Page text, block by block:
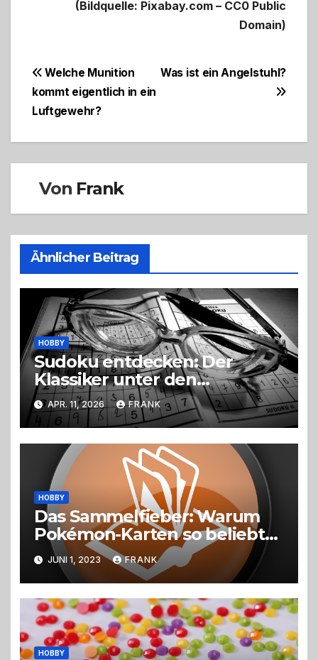
(Bildquelle: Pixabay.com – CC0 Public
Domain)
Beitragsnavigation
Was ist ein Angelstuhl?
Welche Munition
kommt eigentlich in ein
Luftgewehr?
Von Frank
Ähnlicher Beitrag
HOBBY
Sudoku entdecken: Der
Klassiker unter den
Logikrätseln
APR. 11, 2026 FRANK
HOBBY
Das Sammelfieber: Warum
Pokémon-Karten so beliebt
sind
JUNI 1, 2023 FRANK
HOBBY